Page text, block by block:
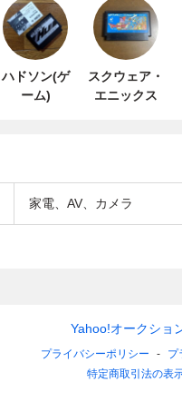
ハドソン(ゲ
ーム)
スクウェア・
エニックス
家電、AV、カメラ
Yahoo!オークショ
プライバシーポリシー プ
特定商取引法の表